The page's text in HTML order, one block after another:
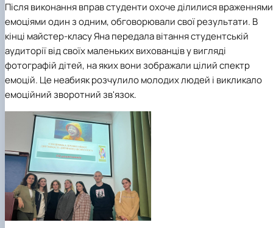
Після виконання вправ студенти охоче ділилися враженнями
емоціями один з одним, обговорювали свої результати. В
кінці майстер-класу Яна передала вітання студентській
аудиторії від своїх маленьких вихованців у вигляді
фотографій дітей, на яких вони зображали цілий спектр
емоцій. Це неабияк розчулило молодих людей і викликало
емоційний зворотний зв'язок.